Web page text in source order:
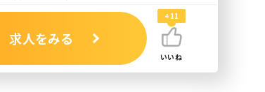
求人をみる
+11
いいね